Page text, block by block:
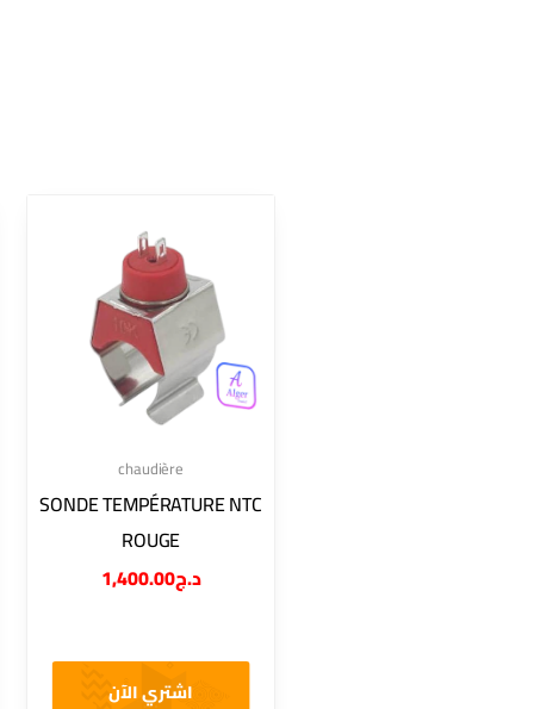
chaudière
SONDE TEMPÉRATURE NTC
ROUGE
د.ج1,400.00
اشتري الآن